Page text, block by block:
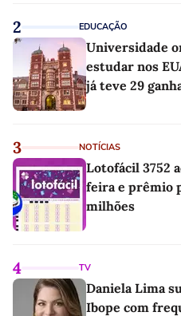
2 EDUCAÇÃO
Universidade
estudar nos
já teve 29
3 NOTÍCIAS
Lotofácil 3752
feira e prêmio
milhões
4 TV
Daniela Lima
Ibope com